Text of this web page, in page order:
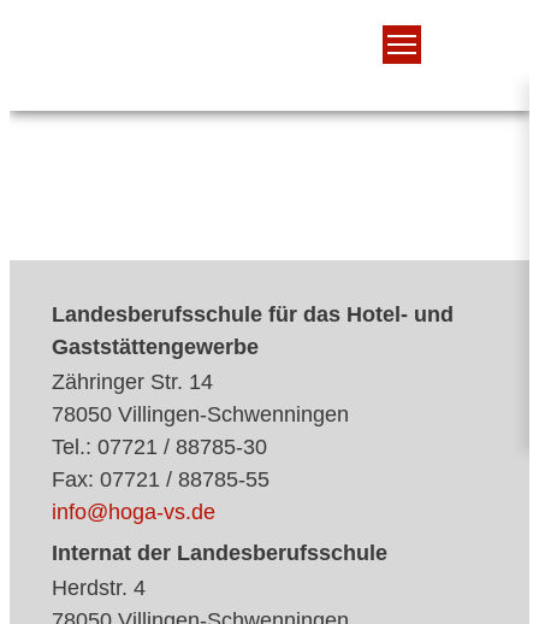
Landesberufsschule für das Hotel- und
Gaststättengewerbe
Zähringer Str. 14
78050 Villingen-Schwenningen
Tel.: 07721 / 88785-30
Fax: 07721 / 88785-55
info@hoga-vs.de
Internat der Landesberufsschule
Herdstr. 4